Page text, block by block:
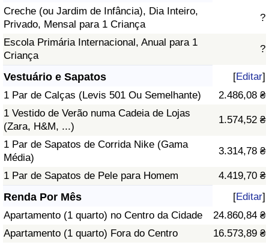
Creche (ou Jardim de Infância), Dia Inteiro,
Privado, Mensal para 1 Criança
?
Escola Primária Internacional, Anual para 1
Criança
?
Vestuário e Sapatos [Editar]
1 Par de Calças (Levis 501 Ou Semelhante)
2.486,08 ₴
1 Vestido de Verão numa Cadeia de Lojas
(Zara, H&M, ...)
1.574,52 ₴
1 Par de Sapatos de Corrida Nike (Gama
Média)
3.314,78 ₴
1 Par de Sapatos de Pele para Homem 4.419,70 ₴
Renda Por Mês [Editar]
Apartamento (1 quarto) no Centro da Cidade
24.860,84 ₴
Apartamento (1 quarto) Fora do Centro
16.573,89 ₴